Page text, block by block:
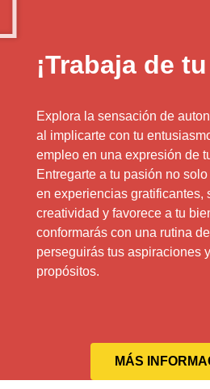
¡Trabaja de
Explora la sensación de
al implicarte con tu
empleo en una expresión de
Entregarte a tu pasión no
en experiencias gratificantes,
creatividad y favorece a tu
conformarás con una rutina
perseguirás tus aspiraciones
propósitos.
MÁS